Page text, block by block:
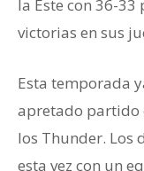
la Este con 36-
victorias en sus
Esta temporada
apretado partido
los Thunder. Los
esta vez con un